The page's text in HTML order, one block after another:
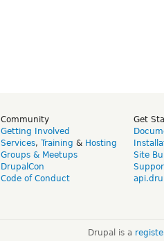
Community
Getting Involved
Services, Training & Hosting
Groups & Meetups
DrupalCon
Code of Conduct
Get
Site
Drupal is a